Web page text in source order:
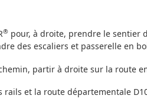
®pour, à droite, prendre le sentier
des escaliers et passerelle en
partir à droite sur la route
rails et la route départementale